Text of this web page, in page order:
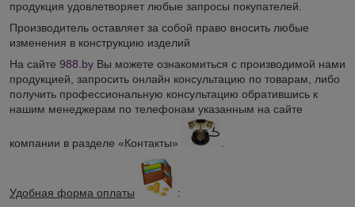
продукция удовлетворяет любые запросы покупателей.
Производитель оставляет за собой право вносить любые
изменения в конструкцию изделий
На сайте 988.by Вы можете ознакомиться с производимой нами
продукцией, запросить онлайн консультацию по товарам, либо
получить профессиональную консультацию обратившись к
нашим менеджерам по телефонам указанным на сайте
компании в разделе «Контакты»
Удобная форма оплаты
: